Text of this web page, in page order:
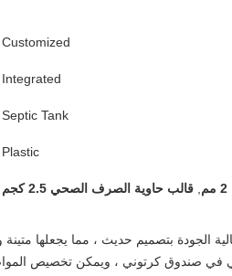
Customized
Integrated
Septic Tank
Plastic
قالب حاوية الصرف الصحي 2.5 كجم
بتصميم حديث ، مما يجعلها متينة
في صندوق كرتوني ، ويمكن تخصيص